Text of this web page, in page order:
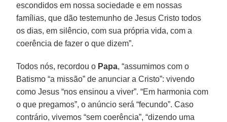
escondidos em nossa sociedade e em nossas
famílias, que dão testemunho de Jesus Cristo todos
os dias, em silêncio, com sua própria vida, com a
coerência de fazer o que dizem”.
Todos nós, recordou o Papa, “assumimos com o
Batismo “a missão” de anunciar a Cristo”: vivendo
como Jesus “nos ensinou a viver”. “Em harmonia com
o que pregamos”, o anúncio será “fecundo”. Caso
contrário, vivemos “sem coerência”, “dizendo uma